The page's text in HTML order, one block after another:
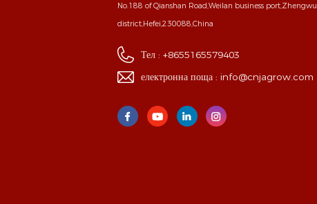
No.188 of Qianshan Road,Weilan business port,Zhengwu
district,Hefei,230088,China
Тел :+8655165579403
електронна поща :info@cnjagrow.com